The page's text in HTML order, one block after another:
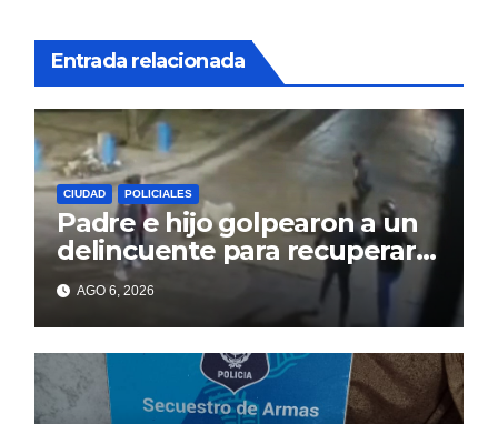
Entrada relacionada
CIUDAD POLICIALES
Padre e hijo golpearon a un
delincuente para recuperar
un celular robado en Berisso
AGO 6, 2026